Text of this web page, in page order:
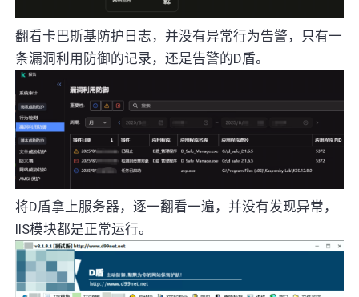
翻看卡巴斯基防护日志，并没有异常行为告警，只有一
条漏洞利用防御的记录，还是告警的D盾。
将D盾拿上服务器，逐一翻看一遍，并没有发现异常，
IIS模块都是正常运行。